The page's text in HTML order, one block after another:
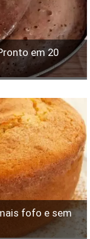
em 20
fofo e sem